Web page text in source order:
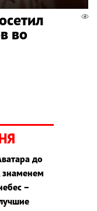
во
до
–